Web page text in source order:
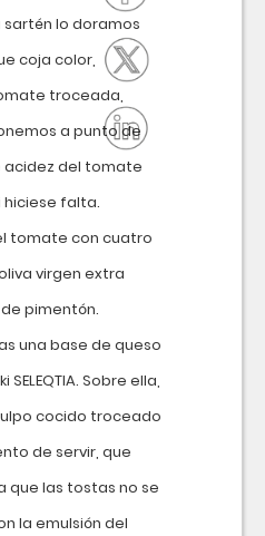
sartén lo doramos
coja color,
troceada,
a punto de
acidez del tomate
hiciese falta.
tomate con cuatro
virgen extra
de pimentón.
una base de queso
Sobre ella,
cocido troceado
de servir, que
que las tostas no se
la emulsión del